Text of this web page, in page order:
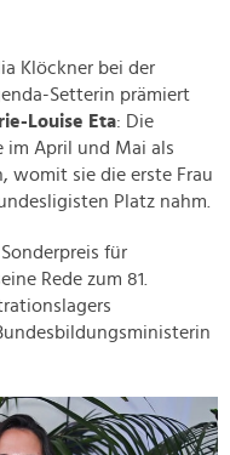
Klöckner bei der
Setterin prämiert
Louise Eta: Die
im April und Mai als
womit sie die erste Frau
Platz nahm.
für
Rede zum 81.